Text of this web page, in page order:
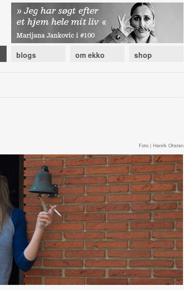
blogs om ekko shop
Foto | Henrik Ohsten